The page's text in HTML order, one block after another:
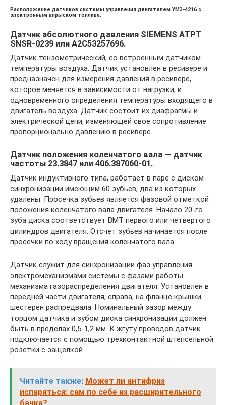
Расположение датчиков системы управления двигателем УМЗ-4216 с
электронным впрыском топлива.
Датчик абсолютного давления SIEMENS АТРТ
SNSR-0239 или А2С53257696.
Датчик тензометрический, со встроенным датчиком
температуры воздуха. Датчик установлен в ресивере и
предназначен для измерения давления в ресивере,
которое меняется в зависимости от нагрузки, и
одновременного определения температуры входящего в
двигатель воздуха. Датчик состоит их диафрагмы и
электрической цепи, изменяющей свое сопротивление
пропорционально давлению в ресивере.
Датчик положения коленчатого вала — датчик
частоты 23.3847 или 406.387060-01.
Датчик индуктивного типа, работает в паре с диском
синхронизации имеющим 60 зубьев, два из которых
удалены. Просечка зубьев является фазовой отметкой
положения коленчатого вала двигателя. Начало 20-го
зуба диска соответствует ВМТ первого или четвертого
цилиндров двигателя. Отсчет зубьев начинается после
просечки по ходу вращения коленчатого вала.
Датчик служит для синхронизации фаз управления
электромеханизмами системы с фазами работы
механизма газораспределения двигателя. Установлен в
передней части двигателя, справа, на фланце крышки
шестерен распредвала. Номинальный зазор между
торцом датчика и зубом диска синхронизации должен
быть в пределах 0,5-1,2 мм. К жгуту проводов датчик
подключается с помощью трехконтактной штепсельной
розетки с защелкой.
Читайте также: Может ли антифриз
испаряться: сам по себе из расширительного
бачка?